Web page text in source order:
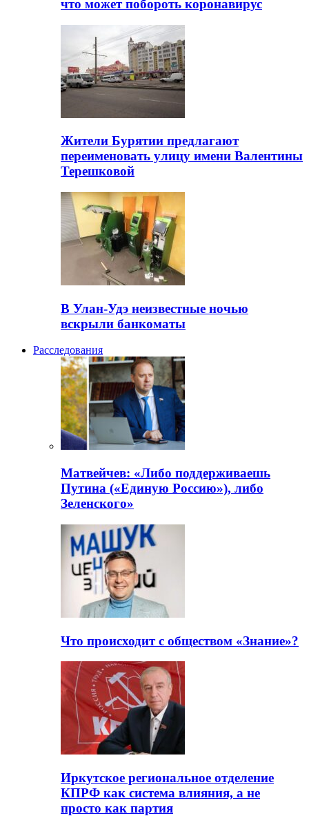
что может побороть коронавирус
Жители Бурятии предлагают
переименовать улицу имени Валентины
Терешковой
В Улан-Удэ неизвестные ночью
вскрыли банкоматы
Расследования
Матвейчев: «Либо поддерживаешь
Путина («Единую Россию»), либо
Зеленского»
Что происходит с обществом «Знание»?
Иркутское региональное отделение
КПРФ как система влияния, а не
просто как партия